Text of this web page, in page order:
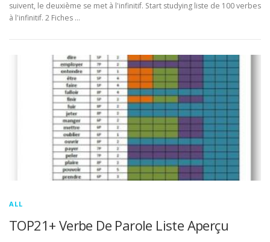
suivent, le deuxième se met à l'infinitif. Start studying liste de 100 verbes
à l'infinitif. 2 Fiches …
ALL
TOP21+ Verbe De Parole Liste Aperçu